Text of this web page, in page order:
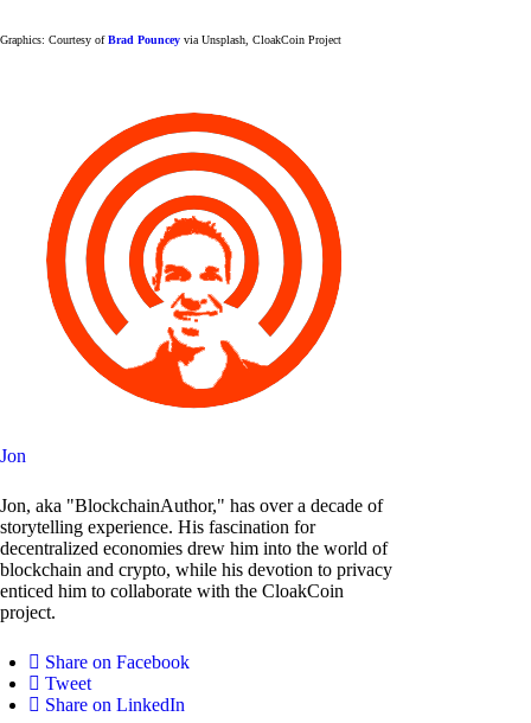
Graphics: Courtesy ofBrad Pouncey via Unsplash, CloakCoin Project
Jon
Jon, aka "BlockchainAuthor," has over a decade of
storytelling experience. His fascination for
decentralized economies drew him into the world of
blockchain and crypto, while his devotion to privacy
enticed him to collaborate with the CloakCoin
project.
Share on Facebook
Tweet
Share on LinkedIn